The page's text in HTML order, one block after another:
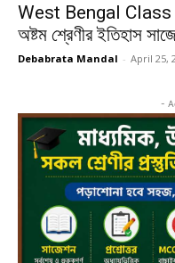
West Bengal
অষ্টম শ্রেণীর ইতিহাস
Debabrata Mandal - April 25,
-